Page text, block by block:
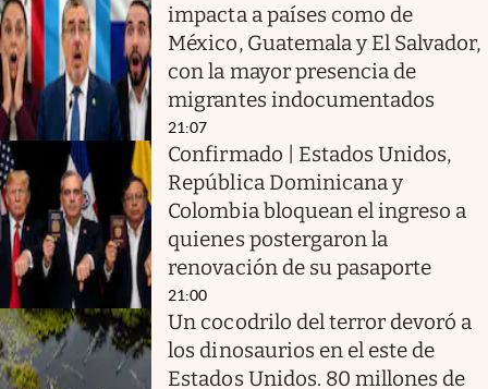
impacta a países como de
México, Guatemala y El Salvador,
con la mayor presencia de
migrantes indocumentados
21:07
Confirmado | Estados Unidos,
República Dominicana y
Colombia bloquean el ingreso a
quienes postergaron la
renovación de su pasaporte
21:00
Un cocodrilo del terror devoró a
los dinosaurios en el este de
Estados Unidos. 80 millones de